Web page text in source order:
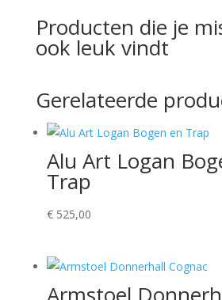
Producten die je
ook leuk vindt
Gerelateerde
Alu Art Logan
Trap
€525,00
Armstoel